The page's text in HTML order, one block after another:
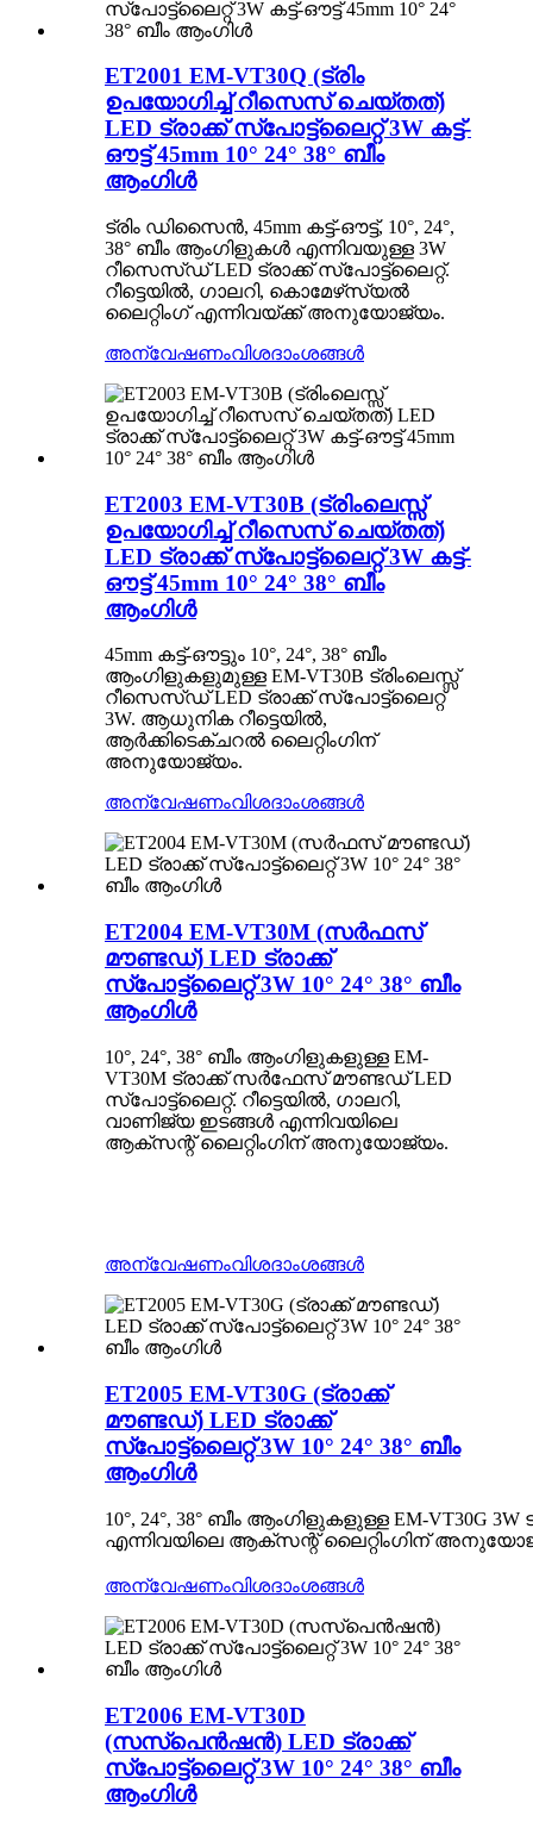
ET2001 EM-VT30Q (ട്രിം
ഉപയോഗിച്ച് റീസെസ് ചെയ്‌തത്)
LED ട്രാക്ക് സ്‌പോട്ട്‌ലൈറ്റ് 3W കട്ട്-
ഔട്ട് 45mm 10° 24° 38° ബീം
ആംഗിൾ
ട്രിം ഡിസൈൻ, 45mm കട്ട്-ഔട്ട്, 10°, 24°,
38° ബീം ആംഗിളുകൾ എന്നിവയുള്ള 3W
റീസെസ്ഡ് LED ട്രാക്ക് സ്പോട്ട്ലൈറ്റ്.
റീട്ടെയിൽ, ഗാലറി, കൊമേഴ്‌സ്യൽ
ലൈറ്റിംഗ് എന്നിവയ്ക്ക് അനുയോജ്യം.
അന്വേഷണംവിശദാംശങ്ങൾ
ET2003 EM-VT30B (ട്രിംലെസ്സ്
ഉപയോഗിച്ച് റീസെസ് ചെയ്‌തത്)
LED ട്രാക്ക് സ്‌പോട്ട്‌ലൈറ്റ് 3W കട്ട്-
ഔട്ട് 45mm 10° 24° 38° ബീം
ആംഗിൾ
45mm കട്ട്-ഔട്ടും 10°, 24°, 38° ബീം
ആംഗിളുകളുമുള്ള EM-VT30B ട്രിംലെസ്സ്
റീസെസ്ഡ് LED ട്രാക്ക് സ്പോട്ട്‌ലൈറ്റ്
3W. ആധുനിക റീട്ടെയിൽ,
ആർക്കിടെക്ചറൽ ലൈറ്റിംഗിന്
അനുയോജ്യം.
അന്വേഷണംവിശദാംശങ്ങൾ
ET2004 EM-VT30M (സർഫസ്
മൗണ്ടഡ്) LED ട്രാക്ക്
സ്പോട്ട്‌ലൈറ്റ് 3W 10° 24° 38° ബീം
ആംഗിൾ
10°, 24°, 38° ബീം ആംഗിളുകളുള്ള EM-
VT30M ട്രാക്ക് സർഫേസ് മൗണ്ടഡ് LED
സ്പോട്ട്ലൈറ്റ്. റീട്ടെയിൽ, ഗാലറി,
വാണിജ്യ ഇടങ്ങൾ എന്നിവയിലെ
ആക്സന്റ് ലൈറ്റിംഗിന് അനുയോജ്യം.
അന്വേഷണംവിശദാംശങ്ങൾ
ET2005 EM-VT30G (ട്രാക്ക്
മൗണ്ടഡ്) LED ട്രാക്ക്
സ്പോട്ട്‌ലൈറ്റ് 3W 10° 24° 38° ബീം
ആംഗിൾ
10°, 24°, 38° ബീം ആംഗിളുകളുള്ള EM-VT30G
എന്നിവയിലെ ആക്സന്റ് ലൈറ്റിംഗിന്
അന്വേഷണംവിശദാംശങ്ങൾ
ET2006 EM-VT30D
(സസ്പെൻഷൻ) LED ട്രാക്ക്
സ്പോട്ട്‌ലൈറ്റ് 3W 10° 24° 38° ബീം
ആംഗിൾ